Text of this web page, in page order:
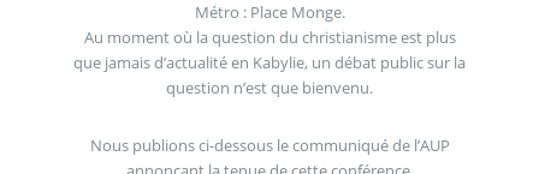
Métro : Place Monge.
Au moment où la question du christianisme est plus
que jamais d’actualité en Kabylie, un débat public sur la
question n’est que bienvenu.
Nous publions ci-dessous le communiqué de l’AUP